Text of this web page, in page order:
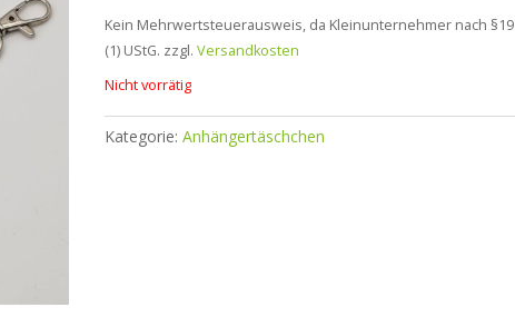
Kein Mehrwertsteuerausweis, da Kleinunternehmer nach §19
(1) UStG. zzgl.Versandkosten
Nicht vorrätig
Kategorie:Anhängertäschchen